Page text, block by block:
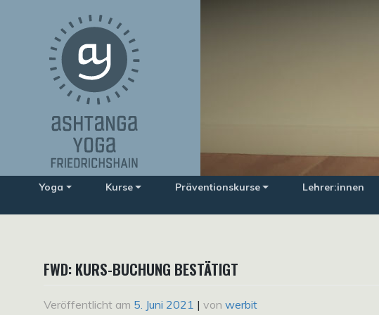
Yoga Kurse Präventionskurse Lehrer:innen
FWD: KURS-BUCHUNG BESTÄTIGT
Veröffentlicht am 5. Juni 2021 | von werbit